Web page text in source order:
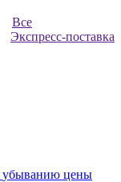
Все
Экспресс-поставка
убыванию цены